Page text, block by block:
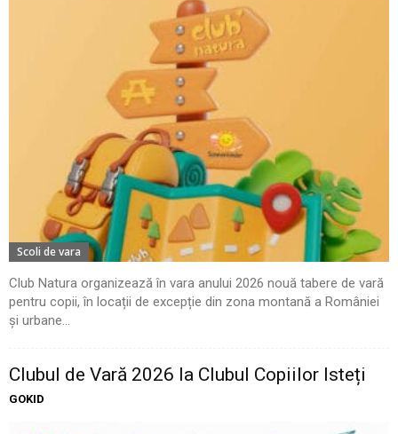
Scoli de vara
Club Natura organizează în vara anului 2026 nouă tabere de vară
pentru copii, în locații de excepție din zona montană a României
și urbane...
Clubul de Vară 2026 la Clubul Copiilor Isteți
GOKID